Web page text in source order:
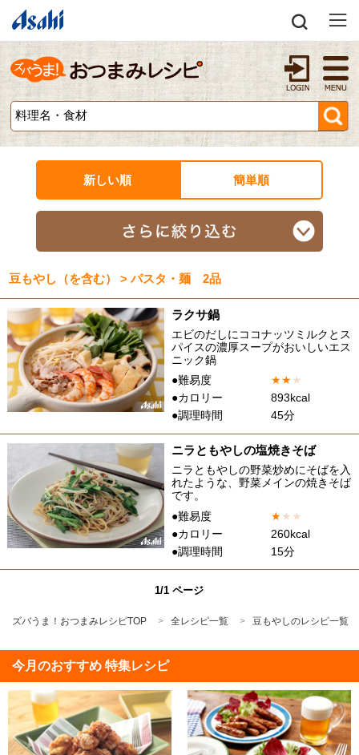
新しい順 簡単順
豆もやし（を含む） > パスタ・麺 2品
ラクサ鍋
エビのだしにココナッツミルクとス
パイスの濃厚スープがおいしいエス
ニック鍋
●難易度
★★★
●カロリー
893kcal
●調理時間
45分
ニラともやしの塩焼きそば
ニラともやしの野菜炒めにそばを入
れたような、野菜メインの焼きそば
です。
●難易度
★★ ★
●カロリー
260kcal
●調理時間
15分
1/1 ページ
ズバうま！おつまみレシピTOP 全レシピ一覧 豆もやしのレシピ一覧
今月のおすすめ 特集レシピ